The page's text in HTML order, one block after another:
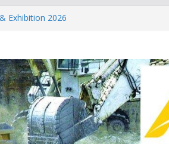
Exhibition 2026
partner of the International
Indonesia 2026 and CT
& Expo 2026